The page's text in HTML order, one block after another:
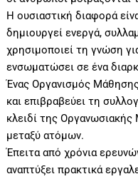
Η ουσιαστική διαφορά
δημιουργεί ενεργά,
χρησιμοποιεί τη γνώση
ενσωματώσει σε ένα
Ένας Οργανισμός Μάθησης
και επιβραβεύει τη
κλειδί της
μεταξύ ατόμων.
Έπειτα από χρόνια
αναπτύξει πρακτικά